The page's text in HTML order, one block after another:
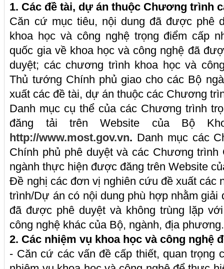
1. Các đề tài, dự án thuộc Chương trình
Căn cứ mục tiêu, nội dung đã được phê
khoa học và công nghệ trọng điểm cấp
quốc gia về khoa học và công nghệ đã
duyệt; các chương trình khoa học và
Thủ tướng Chính phủ giao cho các Bộ
xuất các đề tài, dự án thuộc các Chương
Danh mục cụ thể của các Chương trình
đăng tải trên Website của Bộ
http://www.most.gov.vn. Danh mục các
Chính phủ phê duyệt và các Chương
ngành thực hiện được đăng trên Website
Đề nghị các đơn vị nghiên cứu đề xuất các
trình/Dự án có nội dung phù hợp nhằm giải
đã được phê duyệt và không trùng lặp
công nghệ khác của Bộ, ngành, địa phương.
2. Các nhiệm vụ khoa học và công nghệ
- Căn cứ các vấn đề cấp thiết, quan trọng